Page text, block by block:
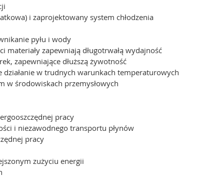
i zaprojektowany system chłodzenia
pyłu i wody
zapewniają długotrwałą wydajność
zapewniające dłuższą żywotność
działanie w trudnych warunkach temperaturowych
w środowiskach przemysłowych
pracy
i niezawodnego transportu płynów
pracy
zużyciu energii